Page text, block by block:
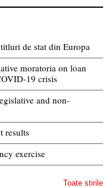
de stat din Europa
moratoria on loan
19 crisis
and non-
results
exercise
Toate stirile